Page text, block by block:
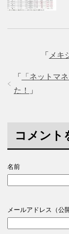
「 メキ
「
「ネットマ
た！
」
コメント
名前
メールアドレス（公